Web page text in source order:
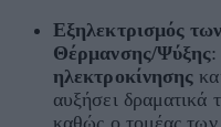
Εξηλεκτρισμός
Θέρμανσης/Ψύξης
ηλεκτροκίνησης
αυξήσει δραματικά